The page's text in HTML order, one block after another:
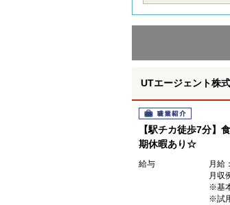
UTエージェント株
職業紹介
【駅チカ徒歩7分
期休暇あり☆
給与
月給
月収
※基
※試